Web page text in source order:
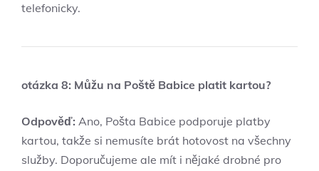
telefonicky.
otázka 8: Můžu na Poště Babice platit kartou?
Odpověď: Ano, Pošta Babice podporuje platby
kartou, takže si nemusíte brát hotovost na všechny
služby. Doporučujeme ale mít i nějaké drobné pro